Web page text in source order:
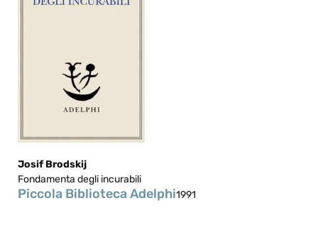
Josif Brodskij
Fondamenta degli incurabili
Piccola Biblioteca Adelphi1991